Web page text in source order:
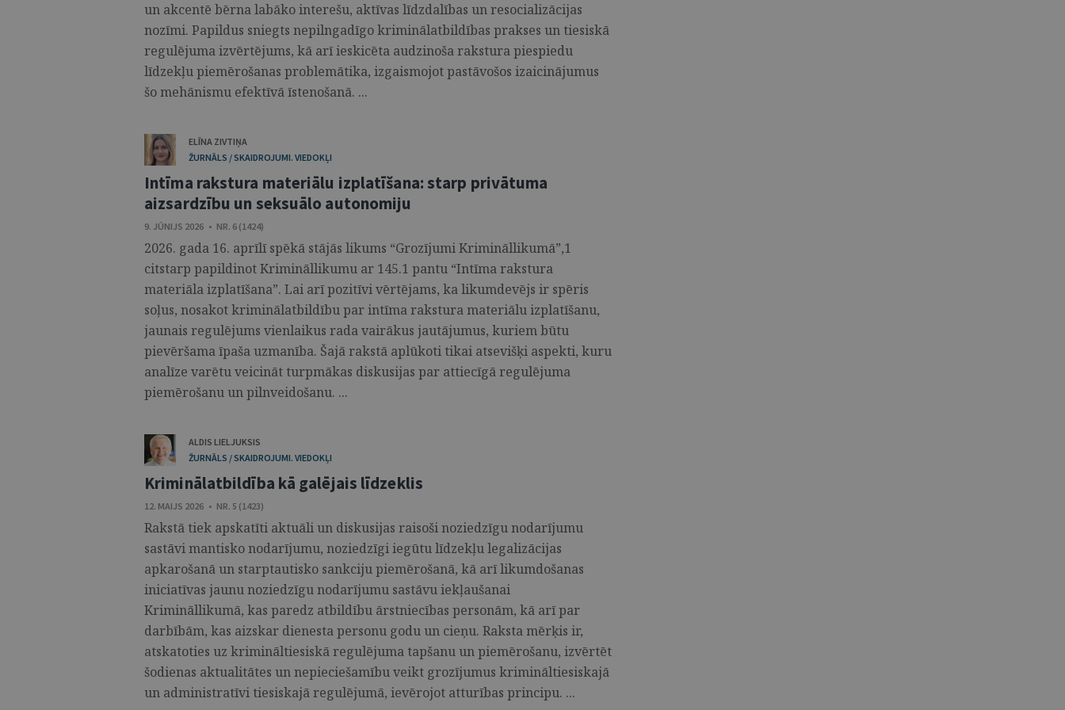
un akcentē bērna labāko interešu, aktīvas līdzdalības un resocializācijas
nozīmi. Papildus sniegts nepilngadīgo kriminālatbildības prakses un tiesiskā
regulējuma izvērtējums, kā arī ieskicēta audzinoša rakstura piespiedu
līdzekļu piemērošanas problemātika, izgaismojot pastāvošos izaicinājumus
šo mehānismu efektīvā īstenošanā. ...
ELĪNA ZIVTIŅA
ŽURNĀLS / SKAIDROJUMI. VIEDOKĻI
Intīma rakstura materiālu izplatīšana: starp privātuma
aizsardzību un seksuālo autonomiju
9. JŪNIJS 2026 • NR. 6 (1424)
2026. gada 16. aprīlī spēkā stājās likums “Grozījumi Krimināllikumā”,1
citstarp papildinot Krimināllikumu ar 145.1 pantu “Intīma rakstura
materiāla izplatīšana”. Lai arī pozitīvi vērtējams, ka likumdevējs ir spēris
soļus, nosakot kriminālatbildību par intīma rakstura materiālu izplatīšanu,
jaunais regulējums vienlaikus rada vairākus jautājumus, kuriem būtu
pievēršama īpaša uzmanība. Šajā rakstā aplūkoti tikai atsevišķi aspekti, kuru
analīze varētu veicināt turpmākas diskusijas par attiecīgā regulējuma
piemērošanu un pilnveidošanu. ...
ALDIS LIELJUKSIS
ŽURNĀLS / SKAIDROJUMI. VIEDOKĻI
Kriminālatbildība kā galējais līdzeklis
12. MAIJS 2026 • NR. 5 (1423)
Rakstā tiek apskatīti aktuāli un diskusijas raisoši noziedzīgu nodarījumu
sastāvi mantisko nodarījumu, noziedzīgi iegūtu līdzekļu legalizācijas
apkarošanā un starptautisko sankciju piemērošanā, kā arī likumdošanas
iniciatīvas jaunu noziedzīgu nodarījumu sastāvu iekļaušanai
Krimināllikumā, kas paredz atbildību ārstniecības personām, kā arī par
darbībām, kas aizskar dienesta personu godu un cieņu. Raksta mērķis ir,
atskatoties uz krimināltiesiskā regulējuma tapšanu un piemērošanu, izvērtēt
šodienas aktualitātes un nepieciešamību veikt grozījumus krimināltiesiskajā
un administratīvi tiesiskajā regulējumā, ievērojot atturības principu. ...